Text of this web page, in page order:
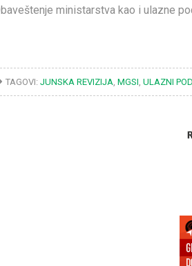
ministarstva kao i ulazne
TAGOVI: JUNSKA REVIZIJA, MGSI, ULAZNI